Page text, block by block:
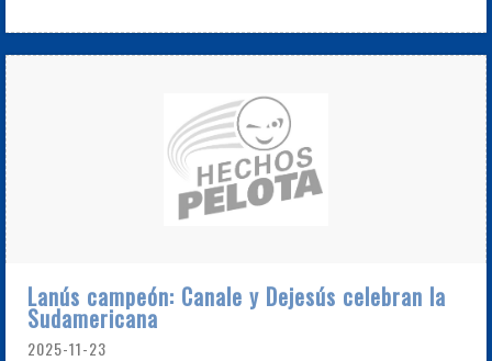
Lanús campeón: Canale y Dejesús celebran la
Sudamericana
2025-11-23